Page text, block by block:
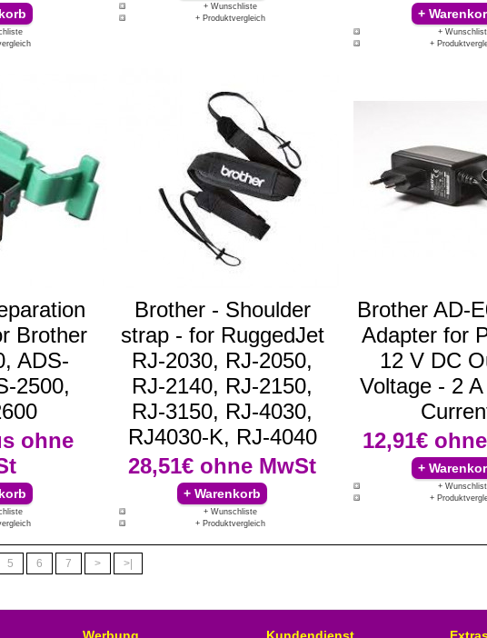
+ Wunschliste
+ Produktvergleich
+
+
Brother
ADS-
2500,
ohne
Brother - Shoulder
strap - for RuggedJet
RJ-2030, RJ-2050,
RJ-2140, RJ-2150,
RJ-3150, RJ-4030,
RJ4030-K, RJ-4040
28,51€ ohne MwSt
+ Wunschliste
+ Produktvergleich
Brother AD-
Adapter for
12 V DC
Voltage - 2
12,91€
+
+
5 6 7 > >|